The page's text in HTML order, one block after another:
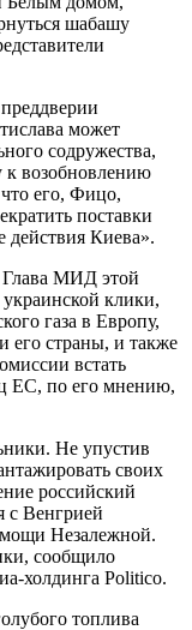
шабашу
может
содружества,
к возобновлению
его, Фицо,
поставки
действия Киева».
Глава МИД этой
украинской клики,
газа в Европу,
его страны, и также
встать
ЕС, по его мнению,
Не упустив
своих
российский
с Венгрией
Незалежной.
сообщило
холдинга Politico.
топлива